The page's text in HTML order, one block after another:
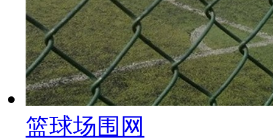
篮球场围网